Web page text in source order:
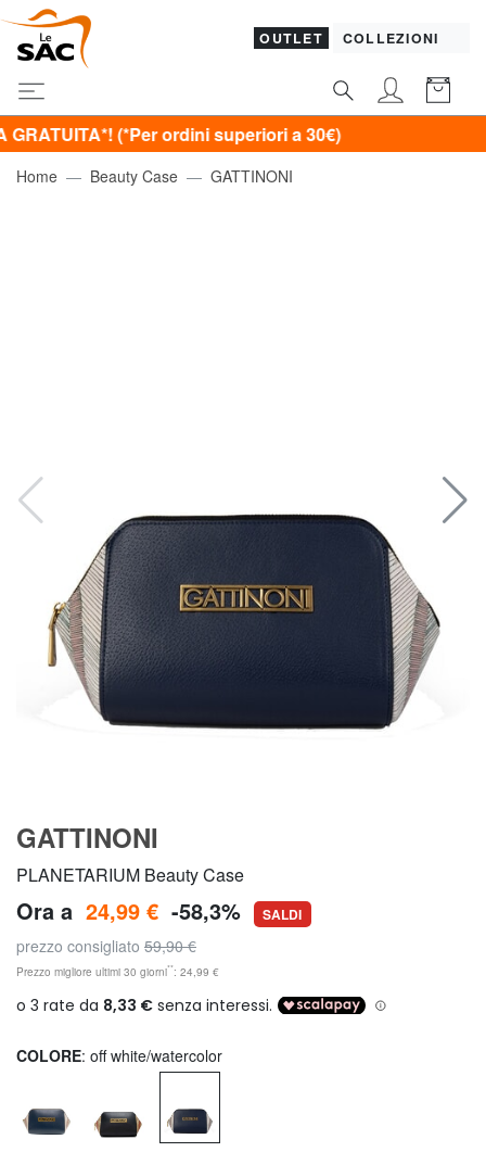
OUTLET COLLEZIONI
(*Per ordini superiori a 30€)
Home Beauty Case GATTINONI
GATTINONI
PLANETARIUM Beauty Case
Ora a 24,99 € -58,3% SALDI
prezzo consigliato 59,90 €
Prezzo migliore ultimi 30 giorni**: 24,99 €
COLORE: off white/watercolor